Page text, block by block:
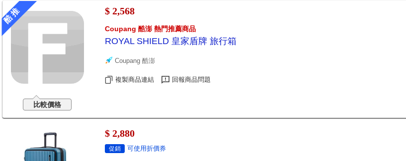
酷 推
比較價格
$ 2,568
Coupang 酷澎 熱門推薦商品
ROYAL SHIELD 皇家盾牌 旅行箱
Coupang 酷澎
複製商品連結 回報商品問題
$ 2,880
促銷 可使用折價券